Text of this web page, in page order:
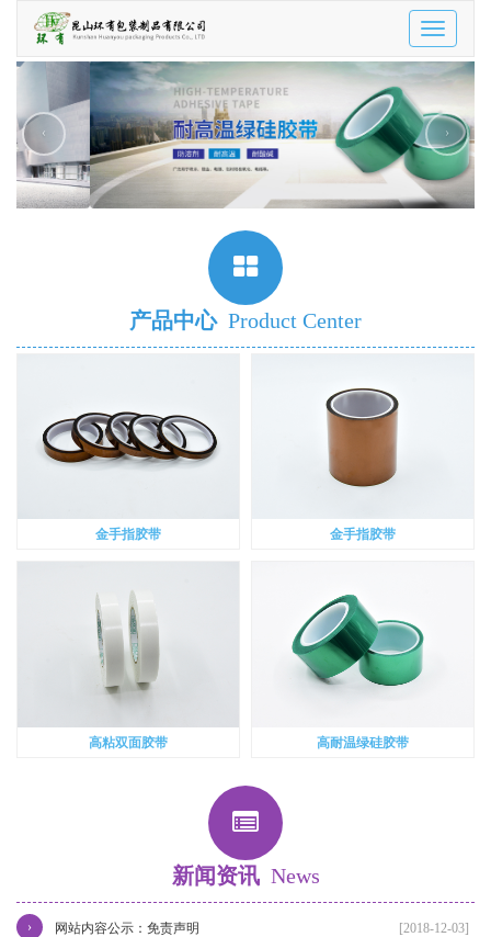
Toggle
‹ ›
产品中心 Product Center
金手指胶带 金手指胶带
高粘双面胶带 高耐温绿硅胶带
新闻资讯 News
[2018-12-03]
网站内容公示：免责声明
›